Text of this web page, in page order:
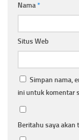
Nama*
Situs Web
Simpan nama,
ini untuk komentar
Beritahu saya